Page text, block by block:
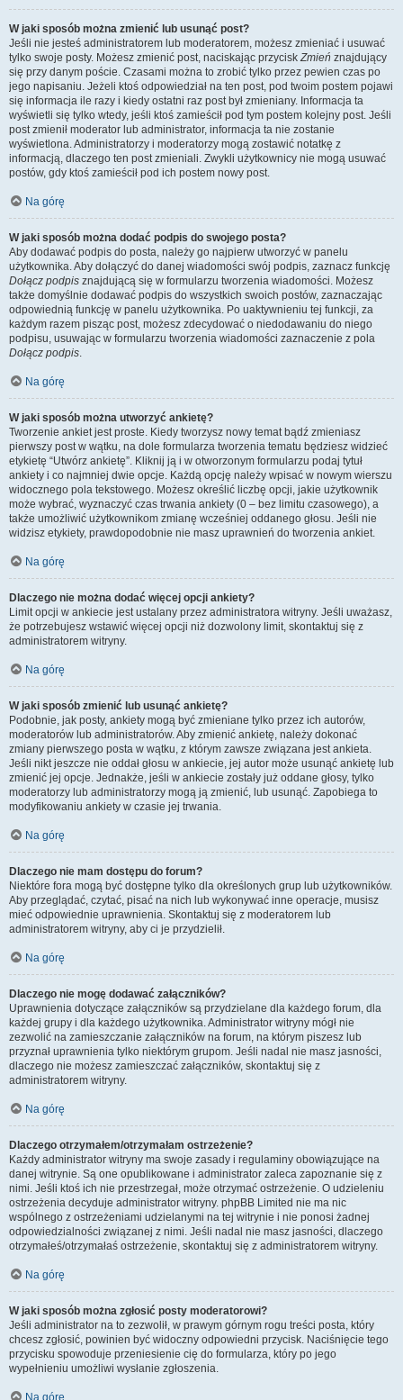
W jaki sposób można zmienić lub usunąć post?
Jeśli nie jesteś administratorem lub moderatorem, możesz zmieniać i usuwać
tylko swoje posty. Możesz zmienić post, naciskając przyciskZmień znajdujący
się przy danym poście. Czasami można to zrobić tylko przez pewien czas po
jego napisaniu. Jeżeli ktoś odpowiedział na ten post, pod twoim postem pojawi
się informacja ile razy i kiedy ostatni raz post był zmieniany. Informacja ta
wyświetli się tylko wtedy, jeśli ktoś zamieścił pod tym postem kolejny post. Jeśli
post zmienił moderator lub administrator, informacja ta nie zostanie
wyświetlona. Administratorzy i moderatorzy mogą zostawić notatkę z
informacją, dlaczego ten post zmieniali. Zwykli użytkownicy nie mogą usuwać
postów, gdy ktoś zamieścił pod ich postem nowy post.
Na górę
W jaki sposób można dodać podpis do swojego posta?
Aby dodawać podpis do posta, należy go najpierw utworzyć w panelu
użytkownika. Aby dołączyć do danej wiadomości swój podpis, zaznacz funkcję
Dołącz podpis znajdującą się w formularzu tworzenia wiadomości. Możesz
także domyślnie dodawać podpis do wszystkich swoich postów, zaznaczając
odpowiednią funkcję w panelu użytkownika. Po uaktywnieniu tej funkcji, za
każdym razem pisząc post, możesz zdecydować o niedodawaniu do niego
podpisu, usuwając w formularzu tworzenia wiadomości zaznaczenie z pola
Dołącz podpis.
Na górę
W jaki sposób można utworzyć ankietę?
Tworzenie ankiet jest proste. Kiedy tworzysz nowy temat bądź zmieniasz
pierwszy post w wątku, na dole formularza tworzenia tematu będziesz widzieć
etykietę “Utwórz ankietę”. Kliknij ją i w otworzonym formularzu podaj tytuł
ankiety i co najmniej dwie opcje. Każdą opcję należy wpisać w nowym wierszu
widocznego pola tekstowego. Możesz określić liczbę opcji, jakie użytkownik
może wybrać, wyznaczyć czas trwania ankiety (0 – bez limitu czasowego), a
także umożliwić użytkownikom zmianę wcześniej oddanego głosu. Jeśli nie
widzisz etykiety, prawdopodobnie nie masz uprawnień do tworzenia ankiet.
Na górę
Dlaczego nie można dodać więcej opcji ankiety?
Limit opcji w ankiecie jest ustalany przez administratora witryny. Jeśli uważasz,
że potrzebujesz wstawić więcej opcji niż dozwolony limit, skontaktuj się z
administratorem witryny.
Na górę
W jaki sposób zmienić lub usunąć ankietę?
Podobnie, jak posty, ankiety mogą być zmieniane tylko przez ich autorów,
moderatorów lub administratorów. Aby zmienić ankietę, należy dokonać
zmiany pierwszego posta w wątku, z którym zawsze związana jest ankieta.
Jeśli nikt jeszcze nie oddał głosu w ankiecie, jej autor może usunąć ankietę lub
zmienić jej opcje. Jednakże, jeśli w ankiecie zostały już oddane głosy, tylko
moderatorzy lub administratorzy mogą ją zmienić, lub usunąć. Zapobiega to
modyfikowaniu ankiety w czasie jej trwania.
Na górę
Dlaczego nie mam dostępu do forum?
Niektóre fora mogą być dostępne tylko dla określonych grup lub użytkowników.
Aby przeglądać, czytać, pisać na nich lub wykonywać inne operacje, musisz
mieć odpowiednie uprawnienia. Skontaktuj się z moderatorem lub
administratorem witryny, aby ci je przydzielił.
Na górę
Dlaczego nie mogę dodawać załączników?
Uprawnienia dotyczące załączników są przydzielane dla każdego forum, dla
każdej grupy i dla każdego użytkownika. Administrator witryny mógł nie
zezwolić na zamieszczanie załączników na forum, na którym piszesz lub
przyznał uprawnienia tylko niektórym grupom. Jeśli nadal nie masz jasności,
dlaczego nie możesz zamieszczać załączników, skontaktuj się z
administratorem witryny.
Na górę
Dlaczego otrzymałem/otrzymałam ostrzeżenie?
Każdy administrator witryny ma swoje zasady i regulaminy obowiązujące na
danej witrynie. Są one opublikowane i administrator zaleca zapoznanie się z
nimi. Jeśli ktoś ich nie przestrzegał, może otrzymać ostrzeżenie. O udzieleniu
ostrzeżenia decyduje administrator witryny. phpBB Limited nie ma nic
wspólnego z ostrzeżeniami udzielanymi na tej witrynie i nie ponosi żadnej
odpowiedzialności związanej z nimi. Jeśli nadal nie masz jasności, dlaczego
otrzymałeś/otrzymałaś ostrzeżenie, skontaktuj się z administratorem witryny.
Na górę
W jaki sposób można zgłosić posty moderatorowi?
Jeśli administrator na to zezwolił, w prawym górnym rogu treści posta, który
chcesz zgłosić, powinien być widoczny odpowiedni przycisk. Naciśnięcie tego
przycisku spowoduje przeniesienie cię do formularza, który po jego
wypełnieniu umożliwi wysłanie zgłoszenia.
Na górę